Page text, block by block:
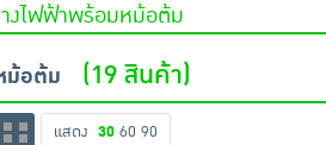
างไฟฟ้าพร้อมหม้อต้ม
ม้อต้ม
(19 สินค้า)
แสดง 30 60 90